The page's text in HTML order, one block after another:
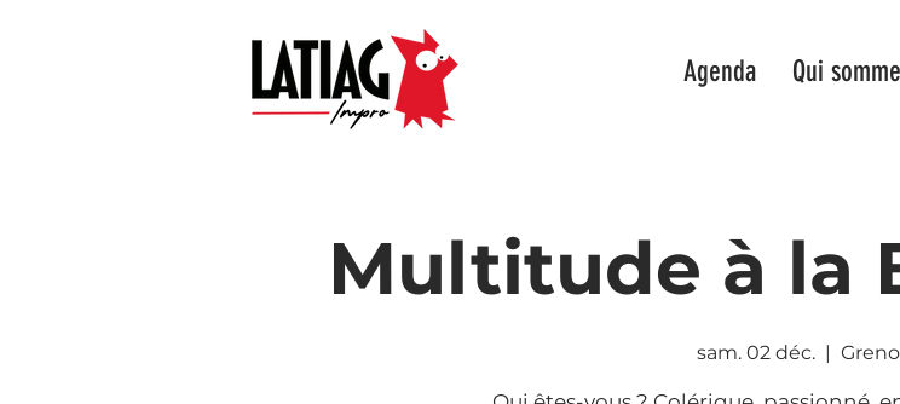
Agenda Qui
Multitude à la
sam. 02 déc.
  |